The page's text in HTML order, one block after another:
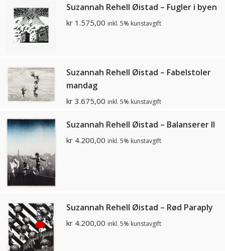
Suzannah Rehell Øistad – Fugler i byen
kr 1.575,00 inkl. 5% kunstavgift
Suzannah Rehell Øistad – Fabelstoler
mandag
kr 3.675,00 inkl. 5% kunstavgift
Suzannah Rehell Øistad – Balanserer ll
kr 4.200,00 inkl. 5% kunstavgift
Suzannah Rehell Øistad – Rød Paraply
kr 4.200,00 inkl. 5% kunstavgift